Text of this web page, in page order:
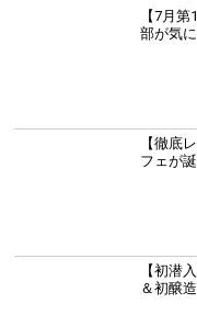
【7月
部が気
【徹底
フェが
【初潜
＆初醸